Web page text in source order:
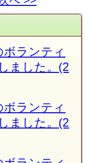
ボランティ
ました。(2
ボランティ
ました。(2